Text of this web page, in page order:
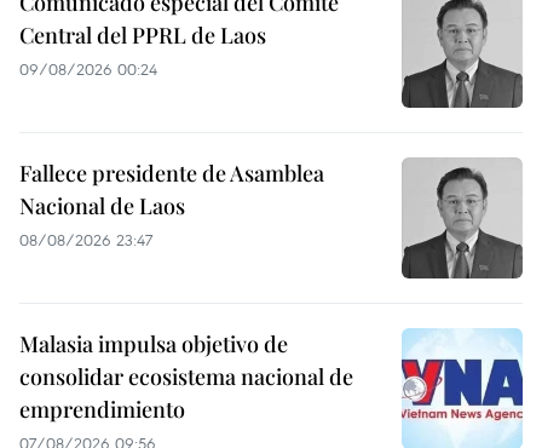
Central del PPRL de Laos
09/08/2026 00:24
Fallece presidente de Asamblea
Nacional de Laos
08/08/2026 23:47
Malasia impulsa objetivo de
consolidar ecosistema nacional de
emprendimiento
07/08/2026 09:56